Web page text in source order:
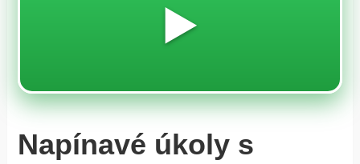
▶️
Napínavé úkoly s